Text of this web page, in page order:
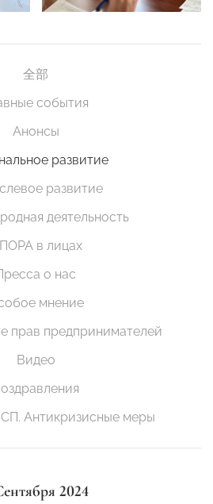
全部
события
Анонсы
развитие
развитие
деятельность
в лицах
о нас
мнение
прав предпринимателей
Видео
Антикризисные меры
2024